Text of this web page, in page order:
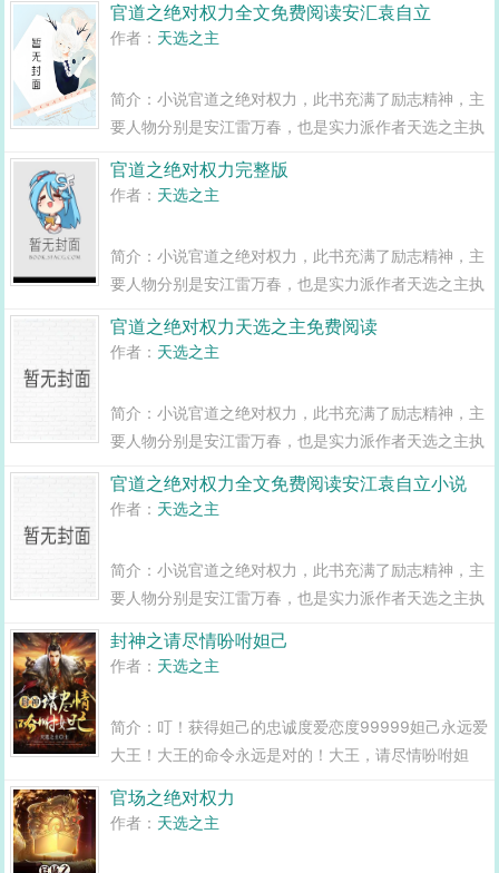
民之念，投身官场，却被无形大手拨至乡镇，赘婿身份
官道之绝对权力全文免费阅读安汇袁自立
作者： 天选之主
简介：小说官道之绝对权力，此书充满了励志精神，主
要人物分别是安江雷万春，也是实力派作者天选之主执
民之念，投身官场，却被无形大手拨至乡镇，赘婿身份
官道之绝对权力完整版
作者： 天选之主
简介：小说官道之绝对权力，此书充满了励志精神，主
要人物分别是安江雷万春，也是实力派作者天选之主执
民之念，投身官场，却被无形大手拨至乡镇，赘婿身份
官道之绝对权力天选之主免费阅读
作者： 天选之主
简介：小说官道之绝对权力，此书充满了励志精神，主
要人物分别是安江雷万春，也是实力派作者天选之主执
民之念，投身官场，却被无形大手拨至乡镇，赘婿身份
官道之绝对权力全文免费阅读安江袁自立小说
作者： 天选之主
简介：小说官道之绝对权力，此书充满了励志精神，主
要人物分别是安江雷万春，也是实力派作者天选之主执
民之念，投身官场，却被无形大手拨至乡镇，赘婿身份
封神之请尽情吩咐妲己
作者： 天选之主
简介：叮！获得妲己的忠诚度爱恋度99999妲己永远爱
大王！大王的命令永远是对的！大王，请尽情吩咐妲
正在崛起！...
官场之绝对权力
作者： 天选之主